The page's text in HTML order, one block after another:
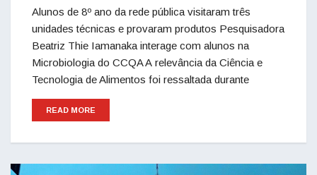
Alunos de 8º ano da rede pública visitaram três
unidades técnicas e provaram produtos Pesquisadora
Beatriz Thie Iamanaka interage com alunos na
Microbiologia do CCQA A relevância da Ciência e
Tecnologia de Alimentos foi ressaltada durante
READ MORE